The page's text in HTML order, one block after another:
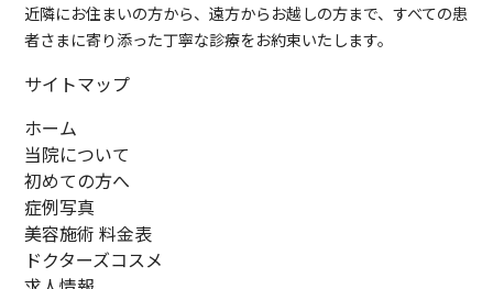
近隣にお住まいの方から、遠方からお越しの方まで、すべての患
者さまに寄り添った丁寧な診療をお約束いたします。
サイトマップ
ホーム
当院について
初めての方へ
症例写真
美容施術 料金表
ドクターズコスメ